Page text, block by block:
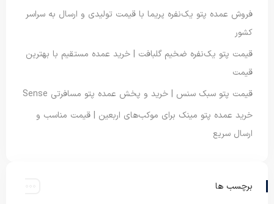
فروش عمده پتو یک‌نفره پریما با قیمت تولیدی و ارسال به سراسر
کشور
قیمت پتو یک‌نفره ضخیم گلبافت | خرید عمده مستقیم با بهترین
قیمت
قیمت پتو سبک سنس | خرید و پخش عمده پتو مسافرتی Sense
خرید عمده پتو مینک برای موکب‌های اربعین | قیمت مناسب و
ارسال سریع
برچسب ها